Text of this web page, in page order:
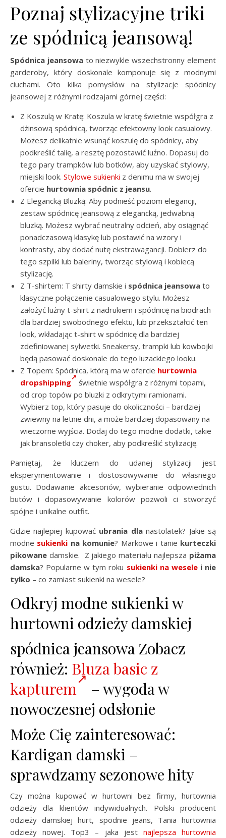
Poznaj stylizacyjne triki
ze spódnicą jeansową!
Spódnica jeansowato niezwykle wszechstronny element
garderoby, który doskonale komponuje się z modnymi
ciuchami. Oto kilka pomysłów na stylizacje spódnicy
jeansowej z różnymi rodzajami górnej części:
Z Koszulą w Kratę: Koszula w kratę świetnie współgra z
dżinsową spódnicą, tworząc efektowny look casualowy.
Możesz delikatnie wsunąć koszulę do spódnicy, aby
podkreślić talię, a resztę pozostawić luźno. Dopasuj do
tego pary trampków lub botków, aby uzyskać stylowy,
miejski look. Stylowe sukienki z denimu ma w swojej
ofercie hurtownia spódnic z jeansu.
Z Elegancką Bluzką: Aby podnieść poziom elegancji,
zestaw spódnicę jeansową z elegancką, jedwabną
bluzką. Możesz wybrać neutralny odcień, aby osiągnąć
ponadczasową klasykę lub postawić na wzory i
kontrasty, aby dodać nutę ekstrawagancji. Dobierz do
tego szpilki lub baleriny, tworząc stylową i kobiecą
stylizację.
Z T-shirtem: T shirty damskie i spódnica jeansowa to
klasyczne połączenie casualowego stylu. Możesz
założyć luźny t-shirt z nadrukiem i spódnicę na biodrach
dla bardziej swobodnego efektu, lub przekształcić ten
look, wkładając t-shirt w spódnicę dla bardziej
zdefiniowanej sylwetki. Sneakersy, trampki lub kowbojki
będą pasować doskonale do tego luzackiego looku.
Z Topem: Spódnica, którą ma w ofercie hurtownia
dropshipping
świetnie współgra z różnymi topami,
od crop topów po bluzki z odkrytymi ramionami.
Wybierz top, który pasuje do okoliczności – bardziej
zwiewny na letnie dni, a może bardziej dopasowany na
wieczorne wyjścia. Dodaj do tego modne dodatki, takie
jak bransoletki czy choker, aby podkreślić stylizację.
Pamiętaj, że kluczem do udanej stylizacji jest
eksperymentowanie i dostosowywanie do własnego
gustu. Dodawanie akcesoriów, wybieranie odpowiednich
butów i dopasowywanie kolorów pozwoli ci stworzyć
spójne i unikalne outfit.
Gdzie najlepiej kupować ubrania dlanastolatek? Jakie są
modne sukienki na komunie? Markowe i tanie kurteczki
pikowane damskie. Z jakiego materiału najlepsza piżama
damska? Popularne w tym roku sukienki na weselei nie
tylko – co zamiast sukienki na wesele?
Odkryj modne sukienki w
hurtowni odzieży damskiej
spódnica jeansowa Zobacz
również: Bluza basic z
kapturem
– wygoda w
nowoczesnej odsłonie
Może Cię zainteresować:
Kardigan damski –
sprawdzamy sezonowe hity
Czy można kupować w hurtowni bez firmy, hurtownia
odzieży dla klientów indywidualnych. Polski producent
odzieży damskiej hurt, spodnie jeans, Tania hurtownia
odzieży nowej. Top3 – jaka jest najlepsza hurtownia